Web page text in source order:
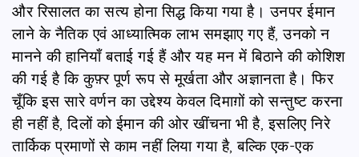
और रिसालत का सत्य होना सिद्ध किया गया है। उनपर ईमान
लाने के नैतिक एवं आध्यात्मिक लाभ समझाए गए हैं, उनको न
मानने की हानियाँ बताई गई हैं और यह मन में बिठाने की कोशिश
की गई है कि कुफ़्र पूर्ण रूप से मूर्खता और अज्ञानता है। फिर
चूँकि इस सारे वर्णन का उद्देश्य केवल दिमाग़ों को सन्तुष्ट करना
ही नहीं है, दिलों को ईमान की ओर खींचना भी है, इसलिए निरे
तार्किक प्रमाणों से काम नहीं लिया गया है, बल्कि एक-एक